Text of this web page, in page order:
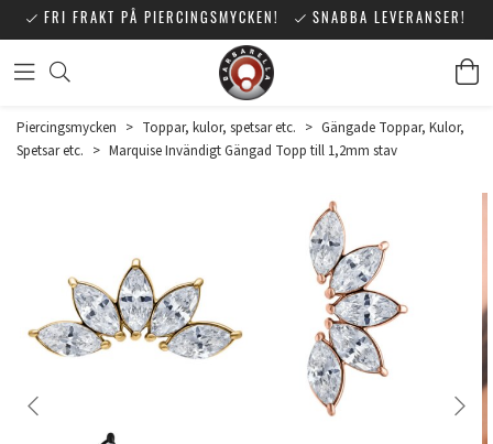
FRI FRAKT PÅ PIERCINGSMYCKEN! SNABBA LEVERANSER!
Piercingsmycken > Toppar, kulor, spetsar etc. > Gängade Toppar, Kulor,
Spetsar etc. > Marquise Invändigt Gängad Topp till 1,2mm stav